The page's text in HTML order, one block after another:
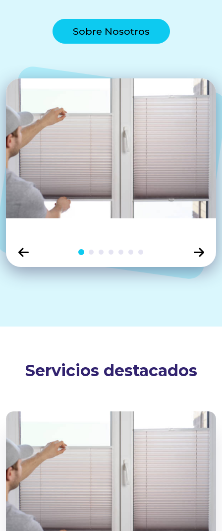
Sobre Nosotros
Click para ver diapositiva
Click para ver diapositiva
Click para ver diapositiva
Click para ver diapositiva
Click para ver diapositiva
Click para ver
Click para ver
Servicios destacados